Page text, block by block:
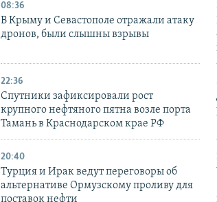
08:36
В Крыму и Севастополе отражали атаку
дронов, были слышны взрывы
22:36
Спутники зафиксировали рост
крупного нефтяного пятна возле порта
Тамань в Краснодарском крае РФ
20:40
Турция и Ирак ведут переговоры об
альтернативе Ормузскому проливу для
поставок нефти